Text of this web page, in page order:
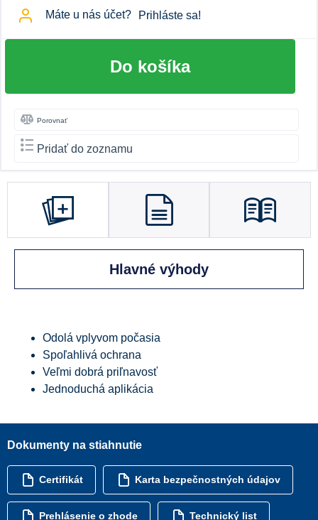
Máte u nás účet? Prihláste sa!
Do košíka
Porovnať
Pridať do zoznamu
Hlavné výhody
Odolá vplyvom počasia
Spoľahlivá ochrana
Veľmi dobrá priľnavosť
Jednoduchá aplikácia
Dokumenty na stiahnutie
Certifikát Karta bezpečnostných údajov
Prehlásenie o zhode Technický list